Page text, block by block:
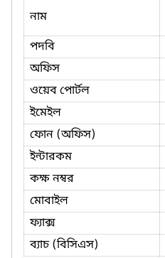
নাম
পদবি
অফিস
ওয়েব পোর্টল
ইমেইল
ফোন (অফিস)
ইন্টারকম
কক্ষ নম্বর
মোবাইল
ফ্যাক্স
ব্যাচ (বিসিএস)